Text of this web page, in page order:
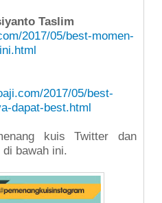
Taslim
2017/05/best-momen-
2017/05/best-
dapat-best.html
kuis Twitter dan
bawah ini.